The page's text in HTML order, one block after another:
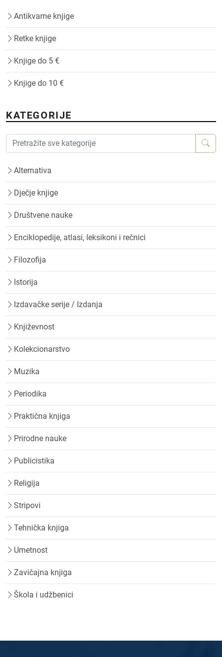
Antikvarne knjige
Retke knjige
Knjige do 5 €
Knjige do 10 €
KATEGORIJE
Alternativa
Dječje knjige
Društvene nauke
Enciklopedije, atlasi, leksikoni i rečnici
Filozofija
Istorija
Izdavačke serije / Izdanja
Književnost
Kolekcionarstvo
Muzika
Periodika
Praktična knjiga
Prirodne nauke
Publicistika
Religija
Stripovi
Tehnička knjiga
Umetnost
Zavičajna knjiga
Škola i udžbenici